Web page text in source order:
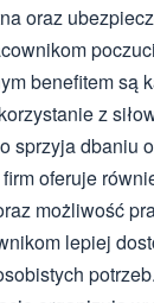
oraz
benefitem są
z
sprzyja dbaniu
oferuje
możliwość
lepiej